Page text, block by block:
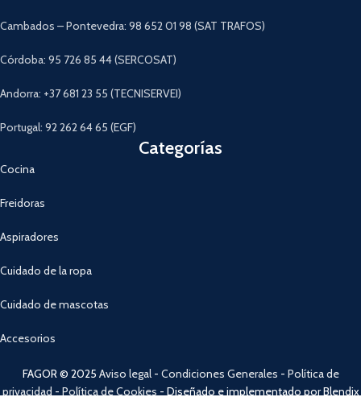
Cambados – Pontevedra: 98 652 01 98 (SAT TRAFOS)
Córdoba: 95 726 85 44 (SERCOSAT)
Andorra: +37 681 23 55 (TECNISERVEI)
Portugal: 92 262 64 65 (EGF)
Categorías
Cocina
Freidoras
Aspiradores
Cuidado de la ropa
Cuidado de mascotas
Accesorios
FAGOR © 2025 Aviso legal- Condiciones Generales - Política de
privacidad - Política de Cookies - Diseñado e implementado por Blendix